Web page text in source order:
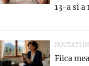
13-a si a
Fiica